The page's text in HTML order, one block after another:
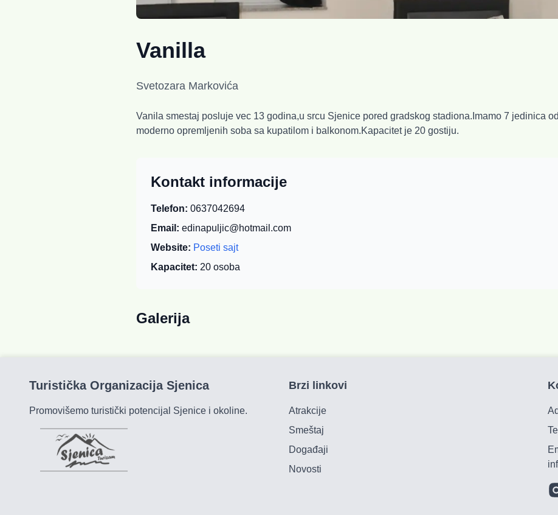
Vanilla
Svetozara Markovića
Vanila smestaj posluje vec 13 godina,u srcu Sjenice pored gradskog stadiona.Imamo 7 jedinica
moderno opremljenih soba sa kupatilom i balkonom.Kapacitet je 20 gostiju.
Kontakt informacije
Telefon: 0637042694
Email: edinapuljic@hotmail.com
Website: Poseti sajt
Kapacitet: 20 osoba
Galerija
Turistička Organizacija Sjenica
Promovišemo turistički potencijal Sjenice i okoline.
Brzi linkovi
Atrakcije
Smeštaj
Događaji
Novosti